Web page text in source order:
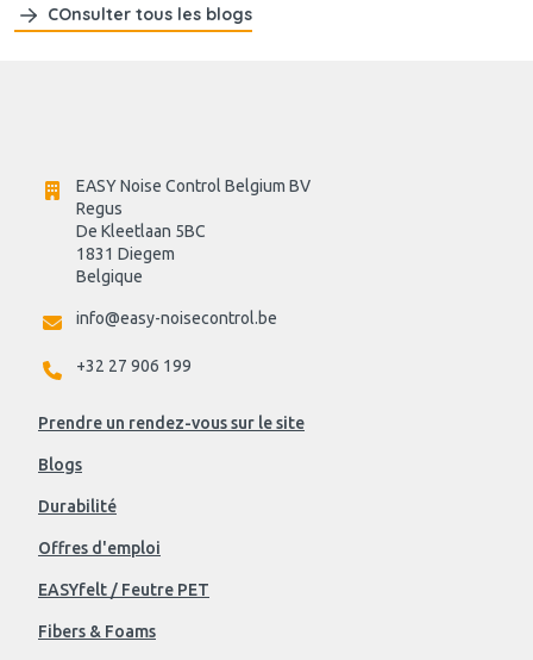
COnsulter tous les blogs
EASY Noise Control Belgium BV
Regus
De Kleetlaan 5BC
1831 Diegem
Belgique
info@easy-noisecontrol.be
+32 27 906 199
Prendre un rendez-vous sur le site
Blogs
Durabilité
Offres d'emploi
EASYfelt / Feutre PET
Fibers & Foams